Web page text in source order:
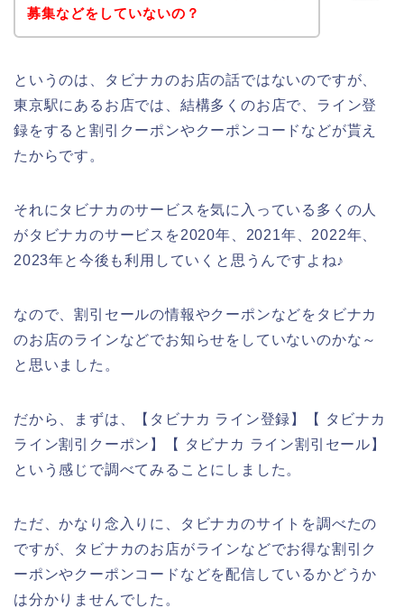
募集などをしていないの？
というのは、タビナカのお店の話ではないのですが、
東京駅にあるお店では、結構多くのお店で、ライン登
録をすると割引クーポンやクーポンコードなどが貰え
たからです。
それにタビナカのサービスを気に入っている多くの人
がタビナカのサービスを2020年、2021年、2022年、
2023年と今後も利用していくと思うんですよね♪
なので、割引セールの情報やクーポンなどをタビナカ
のお店のラインなどでお知らせをしていないのかな～
と思いました。
だから、まずは、【タビナカ ライン登録】【 タビナカ
ライン割引クーポン】【 タビナカ ライン割引セール】
という感じで調べてみることにしました。
ただ、かなり念入りに、タビナカのサイトを調べたの
ですが、タビナカのお店がラインなどでお得な割引ク
ーポンやクーポンコードなどを配信しているかどうか
は分かりませんでした。